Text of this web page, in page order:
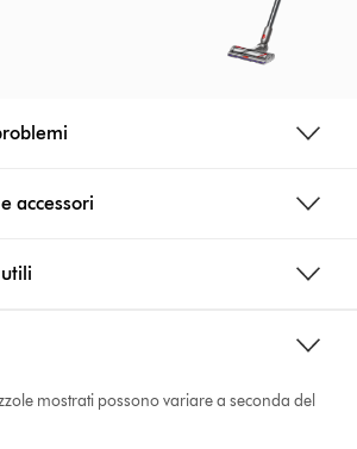
accessori
mostrati possono variare a seconda del